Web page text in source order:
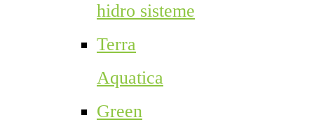
hidro sisteme
Terra
Aquatica
Green